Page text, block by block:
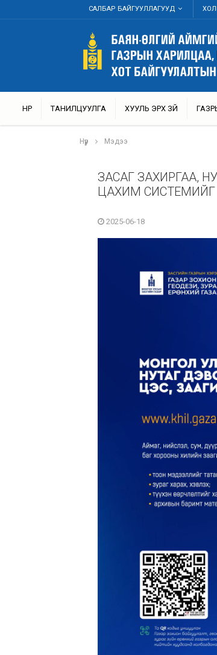
САЛБАР БАЙГУУЛЛАГУУД
НҮҮР ТАНИЛЦУУЛГА ХУУЛЬ ЭРХ ЗҮЙ
Нүүр Мэдээ
ЗАСАГ ЗАХИРГАА,
ЦАХИМ
2025-06-18